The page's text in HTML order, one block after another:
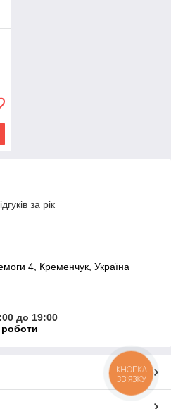
за рік
4, Кременчук, Україна
до 19:00
роботи
КНОПКА
ЗВ'ЯЗКУ